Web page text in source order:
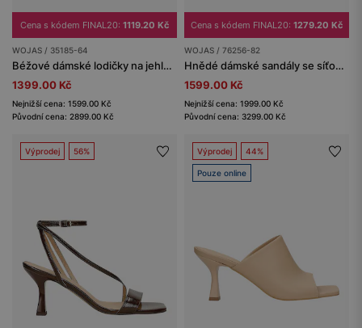
Cena s kódem FINAL20: 1119.20 Kč
WOJAS / 35185-64
Béžové dámské lodičky na jehlovém podpatku ze semišové kůže
1399.00 Kč
Nejnižší cena: 1599.00 Kč
Původní cena: 2899.00 Kč
Cena s kódem FINAL20: 1279.20 Kč
WOJAS / 76256-82
Hnědé dámské sandály se síťovinou na vysokém jehlovém podpatku
1599.00 Kč
Nejnižší cena: 1999.00 Kč
Původní cena: 3299.00 Kč
Výprodej 56% Výprodej 44%
Pouze online